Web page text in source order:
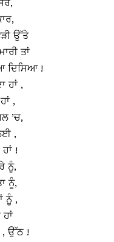
ਉੱਤੇ
ਤਾਂ
ਦਿਸਿਆ !
ਹਾਂ ,
,
’ਚ,
,
!
ਨੂੰ,
ਨੂੰ,
ਨੂੰ ,
, ਉੱਠ !